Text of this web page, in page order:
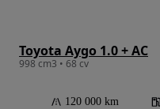
Toyota Aygo 1.0 + AC
998 cm3 • 68 cv
120 000 km